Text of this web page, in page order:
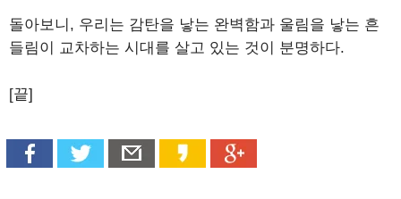
돌아보니, 우리는 감탄을 낳는 완벽함과 울림을 낳는 흔
들림이 교차하는 시대를 살고 있는 것이 분명하다.
[끝]